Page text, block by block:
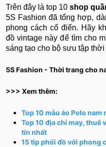
Trên đây là top 10 shop
5S Fashion đã tổng hợp,
phong cách cổ điển. Hãy
đồ vintage này để tìm cho
sáng tạo cho bộ sưu tập
5S Fashion - Thời trang cho
>>> Xem thêm:
Top 10 mẫu áo Polo nam
Top 10 địa chỉ may, thuê
tín nhất
15 tip phối đồ với phong